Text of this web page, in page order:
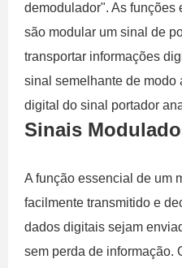
demodulador". As funções
são modular um sinal de
transportar informações
sinal semelhante de modo
digital do sinal portador
Sinais
A função essencial de um
facilmente transmitido e
dados digitais sejam
sem perda de informação.